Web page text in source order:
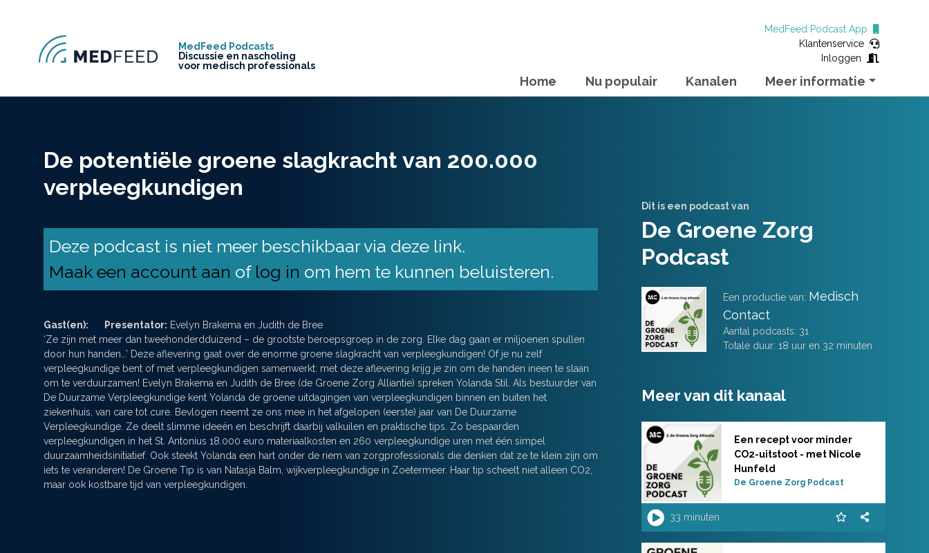
MedFeed Podcasts
Discussie en nascholing
voor medisch professionals
MedFeed Podcast App
Klantenservice
Inloggen
Home Nu populair Kanalen Meer informatie
De potentiële groene slagkracht van 200.000
verpleegkundigen
Deze podcast is niet meer beschikbaar via deze link.
Maak een account aan of log in om hem te kunnen beluisteren.
Gast(en): Presentator: Evelyn Brakema en Judith de Bree
‘Ze zijn met meer dan tweehonderdduizend – de grootste beroepsgroep in de zorg. Elke dag gaan er miljoenen spullen
door hun handen…’ Deze aflevering gaat over de enorme groene slagkracht van verpleegkundigen! Of je nu zelf
verpleegkundige bent of met verpleegkundigen samenwerkt: met deze aflevering krijg je zin om de handen ineen te slaan
om te verduurzamen! Evelyn Brakema en Judith de Bree (de Groene Zorg Alliantie) spreken Yolanda Stil. Als bestuurder van
De Duurzame Verpleegkundige kent Yolanda de groene uitdagingen van verpleegkundigen binnen en buiten het
ziekenhuis, van care tot cure. Bevlogen neemt ze ons mee in het afgelopen (eerste) jaar van De Duurzame
Verpleegkundige. Ze deelt slimme ideeën en beschrijft daarbij valkuilen en praktische tips. Zo bespaarden
verpleegkundigen in het St. Antonius 18.000 euro materiaalkosten en 260 verpleegkundige uren met één simpel
duurzaamheidsinitiatief. Ook steekt Yolanda een hart onder de riem van zorgprofessionals die denken dat ze te klein zijn om
iets te veranderen! De Groene Tip is van Natasja Balm, wijkverpleegkundige in Zoetermeer. Haar tip scheelt niet alleen CO2,
maar ook kostbare tijd van verpleegkundigen.
Dit is een podcast van
De Groene Zorg
Podcast
Een productie van: Medisch
Contact
Aantal podcasts: 31
Totale duur: 18 uur en 32 minuten
Meer van dit kanaal
Een recept voor minder
CO2-uitstoot - met Nicole
Hunfeld
De Groene Zorg Podcast
33 minuten